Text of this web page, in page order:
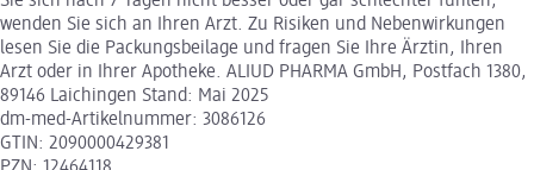
wenden Sie sich an Ihren Arzt. Zu Risiken und Nebenwirkungen
lesen Sie die Packungsbeilage und fragen Sie Ihre Ärztin, Ihren
Arzt oder in Ihrer Apotheke. ALIUD PHARMA GmbH, Postfach 1380,
89146 Laichingen Stand: Mai 2025
dm-med-Artikelnummer: 3086126
GTIN: 2090000429381